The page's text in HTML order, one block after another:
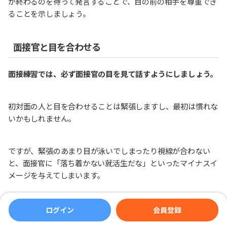
ることを示しましょう。
面接官と目を合わせる
面接練習では、必ず面接官の目を見て話すようにしましょう。
初対面の人と目を合わせることは緊張しますし、最初は慣れな
いかもしれません。
ですが、緊張のあまり目が泳いでしまったり視線が合わない
と、面接官に「落ち着かない就活生だな」といったマイナスイ
メージを与えてしまいます。
どうしても人の目を見るのが苦手な方は、相手の眉間を見ると
ころから始めて、日頃の生活から相手の目を見て話すように心
ログイン 会員登録